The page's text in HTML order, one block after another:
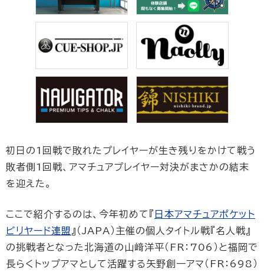
初日の1回戦で敗れたプレイヤーが生き残りをかけて戦う
敗者側1回戦、アマチュアプレイヤー対決がまさかの結末
を迎えた。
ここで紹介するのは、今年初めて『 日本アマチュアポケット
ビリヤード連盟 』（JAPA）主催の個人タイトル戦『名人戦』
の挑戦者となった北海道の山﨑洋平（FR：706）と福岡で
長らくトップアマとして活躍する矢野創一アマ（FR：698）